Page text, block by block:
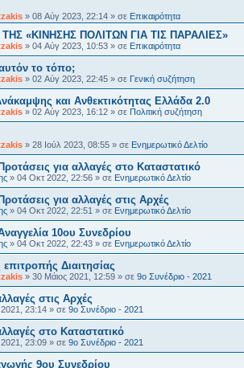
» 08 Αύγ 2023, 22:14 » σε Επικαιρότητα
«ΚΙΝΗΣΗΣ ΠΟΛΙΤΩΝ ΓΙΑ ΤΙΣ ΠΑΡΑΛΙΕΣ»
» 04 Αύγ 2023, 10:53 » σε Επικαιρότητα
το τόπο;
» 02 Αύγ 2023, 22:45 » σε Γενική συζήτηση
και Ανθεκτικότητας Ελλάδα 2.0
» 02 Αύγ 2023, 16:12 » σε Πολιτική συζήτηση
» 28 Ιούλ 2023, 08:55 » σε Ενημερωτικό Δελτίο
για αλλαγές στο Καταστατικό
» 04 Οκτ 2022, 22:56 » σε Ενημερωτικό Δελτίο
για αλλαγές στις Αρχές
» 04 Οκτ 2022, 22:51 » σε Ενημερωτικό Δελτίο
10ου Συνεδρίου
» 04 Οκτ 2022, 22:43 » σε Ενημερωτικό Δελτίο
Διαιτησίας
» 30 Μάιος 2021, 12:59 » σε 9ο Συνέδριο - 2021
στις Αρχές
23:14 » σε 9ο Συνέδριο - 2021
στο Καταστατικό
23:09 » σε 9ο Συνέδριο - 2021
9ου Συνεδρίου